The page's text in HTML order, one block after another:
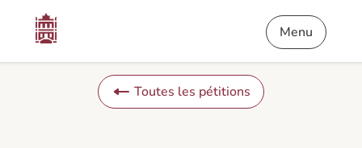
Voyager avec son chien en cabine: une nécessité pour le
Menu
Toutes les pétitions